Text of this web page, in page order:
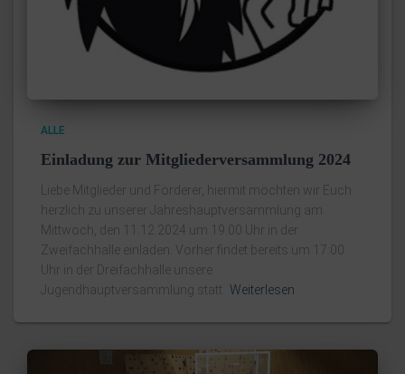
ALLE
Einladung zur Mitgliederversammlung 2024
Liebe Mitglieder und Förderer, hiermit möchten wir Euch
herzlich zu unserer Jahreshauptversammlung am
Mittwoch, den 11.12.2024 um 19.00 Uhr in der
Zweifachhalle einladen. Vorher findet bereits um 17:00
Uhr in der Dreifachhalle unsere
Jugendhauptversammlung statt.
Weiterlesen